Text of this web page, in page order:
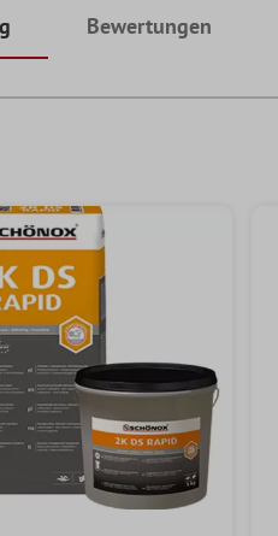
Bewertungen